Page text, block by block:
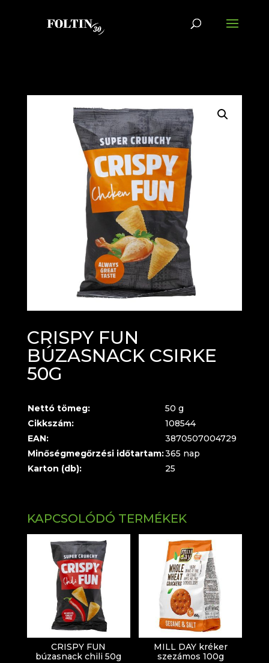
CRISPY FUN
BÚZASNACK CSIRKE
50G
Nettó tömeg:
50 g
Cikkszám:
108544
EAN:
3870507004729
Minőségmegőrzési időtartam:365 nap
Karton (db):
25
KAPCSOLÓDÓ TERMÉKEK
CRISPY FUN
búzasnack chili 50g
MILL DAY kréker
szezámos 100g